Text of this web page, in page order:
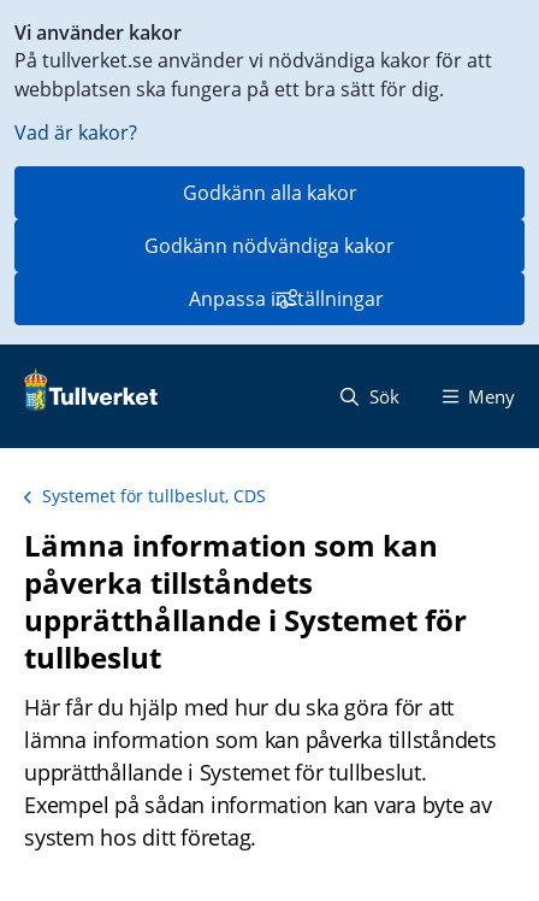
Vi använder kakor
På tullverket.se använder vi nödvändiga kakor för att
webbplatsen ska fungera på ett bra sätt för dig.
Vad är kakor?
Godkänn alla kakor
Godkänn nödvändiga kakor
Anpassa inställningar
till
innehåll
på
aktuell
Sök Meny
Systemet för tullbeslut, CDS
Lämna information som kan
påverka tillståndets
upprätthållande i Systemet för
tullbeslut
Här får du hjälp med hur du ska göra för att
lämna information som kan påverka tillståndets
upprätthållande i Systemet för tullbeslut.
Exempel på sådan information kan vara byte av
system hos ditt företag.